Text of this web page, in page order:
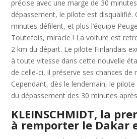
précise avec une marge de 30
dépassement, le pilote est disqualifié.
minutes défilent, et plus l’équipe
Toutefois, miracle ! La voiture est
2 km du départ. Le pilote Finlandais
à toute vitesse dans cette nouvelle
de celle-ci, il préserve ses chances de
Cependant, dès le lendemain, le
du dépassement des 30 minutes
KLEINSCHMIDT, la
à remporter le Dakar